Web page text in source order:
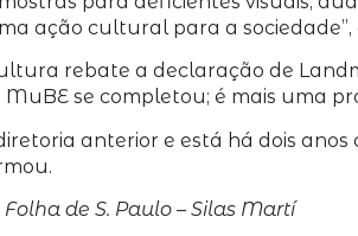
ação cultural para a
rebate a declaração de
se completou; é mais uma
anterior e está há dois
de S. Paulo – Silas Martí